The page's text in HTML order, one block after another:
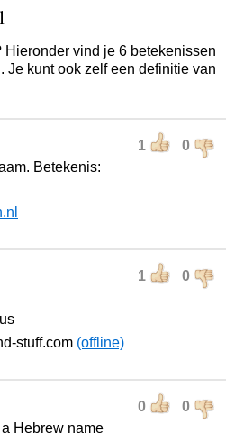
Hieronder vind je 6 betekenissen
Je kunt ook zelf een definitie van
1 0
Betekenis:
1 0
stuff.com (offline)
0 0
Hebrew name